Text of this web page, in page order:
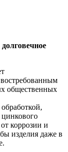
востребованным
общественных
коррозии и
изделия даже в